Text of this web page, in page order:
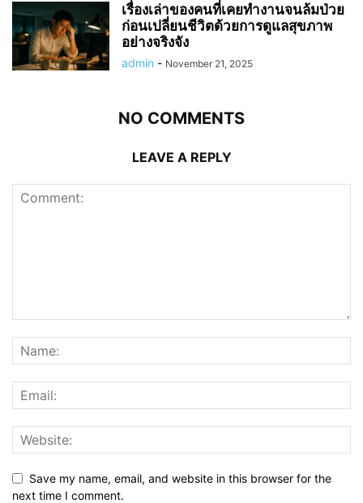
เรื่องเล่าของคนที่เคยทำงานจนล้มป่วย
ก่อนเปลี่ยนชีวิตด้วยการดูแลสุขภาพ
อย่างจริงจัง
admin - November 21, 2025
NO COMMENTS
LEAVE A REPLY
Save my name, email, and website in this browser for the
next time I comment.